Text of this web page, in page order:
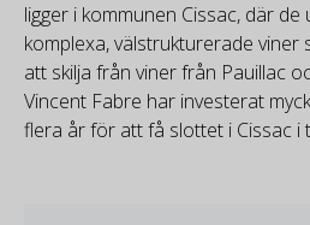
ligger i kommunen Cissac, där
komplexa, välstrukturerade viner
att skilja från viner från Pauillac
Vincent Fabre har investerat
flera år för att få slottet i Cissac i